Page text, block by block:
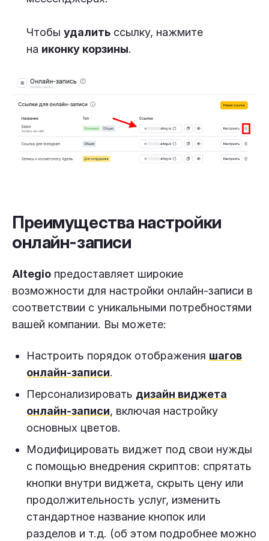
Чтобы удалить ссылку, нажмите
на иконку корзины.
Преимущества настройки
онлайн-записи
Altegio предоставляет широкие
возможности для настройки онлайн-записи в
соответствии с уникальными потребностями
вашей компании. Вы можете:
Настроить порядок отображения шагов
онлайн-записи.
Персонализировать дизайн виджета
онлайн-записи, включая настройку
основных цветов.
Модифицировать виджет под свои нужды
с помощью внедрения скриптов: спрятать
кнопки внутри виджета, скрыть цену или
продолжительность услуг, изменить
стандартное название кнопок или
разделов и т.д. (об этом подробнее можно